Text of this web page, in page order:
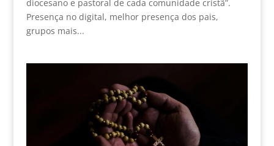
diocesano e pastoral de cada comunidade cristã”.
Presença no digital, melhor presença dos pais,
grupos mais...